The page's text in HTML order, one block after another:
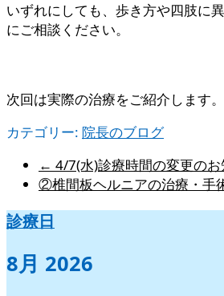
いずれにしても、歩き方や四肢に
にご相談ください。
次回は実際の治療をご紹介します。
カテゴリー: 院長のブログ
← 4/7(水)診療時間の変更の
②椎間板ヘルニアの治療・手
診療日
8月 2026